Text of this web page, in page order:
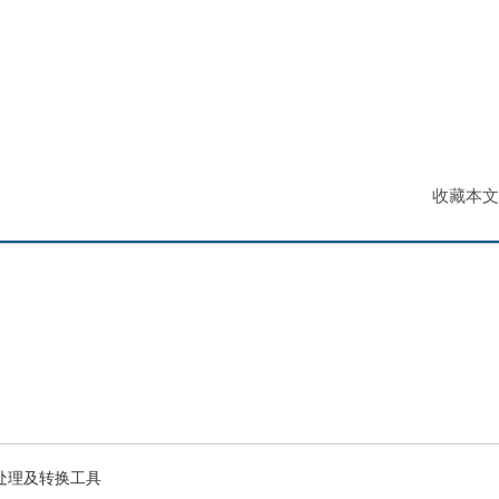
收藏本文
理及转换工具